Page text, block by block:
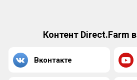
Контент Direct.Farm
Вконтакте